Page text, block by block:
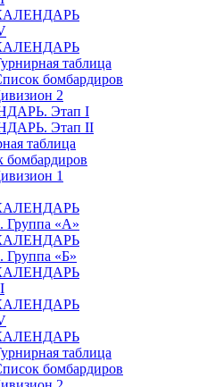
таблица
бомбардиров
2
Этап I
Этап II
таблица
бомбардиров
1
Группа «А»
Группа «Б»
таблица
бомбардиров